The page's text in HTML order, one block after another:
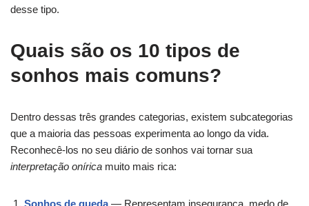
desse tipo.
Quais são os 10 tipos de
sonhos mais comuns?
Dentro dessas três grandes categorias, existem subcategorias
que a maioria das pessoas experimenta ao longo da vida.
Reconhecê-los no seu diário de sonhos vai tornar sua
interpretação onírica muito mais rica:
Sonhos de queda— Representam insegurança, medo de